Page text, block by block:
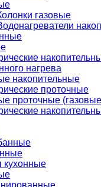
газовые
нагрева
накопительные
проточные
проточные
кухонные